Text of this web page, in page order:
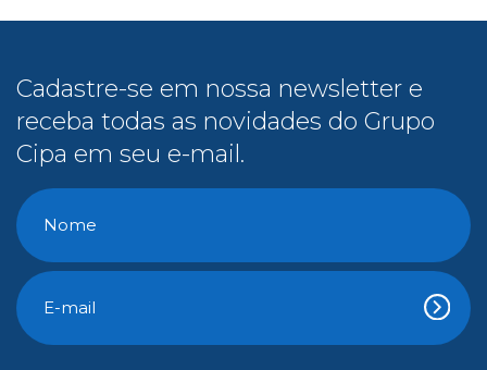
Cadastre-se em nossa newsletter e
receba todas as novidades do Grupo
Cipa em seu e-mail.